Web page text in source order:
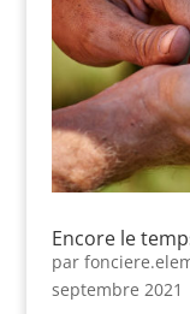
Encore le
par
septembre 2021